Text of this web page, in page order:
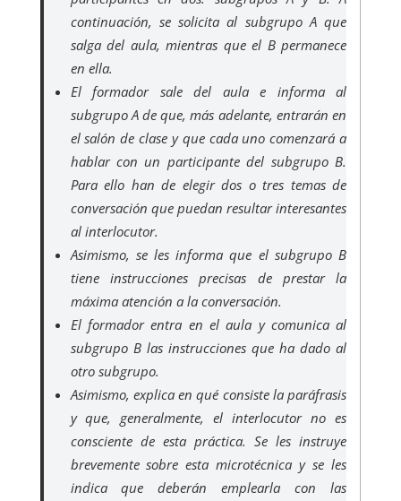
continuación, se solicita al subgrupo A que
salga del aula, mientras que el B permanece
en ella.
El formador sale del aula e informa al
subgrupo A de que, más adelante, entrarán en
el salón de clase y que cada uno comenzará a
hablar con un participante del subgrupo B.
Para ello han de elegir dos o tres temas de
conversación que puedan resultar interesantes
al interlocutor.
Asimismo, se les informa que el subgrupo B
tiene instrucciones precisas de prestar la
máxima atención a la conversación.
El formador entra en el aula y comunica al
subgrupo B las instrucciones que ha dado al
otro subgrupo.
Asimismo, explica en qué consiste la paráfrasis
y que, generalmente, el interlocutor no es
consciente de esta práctica. Se les instruye
brevemente sobre esta microtécnica y se les
indica que deberán emplearla con las